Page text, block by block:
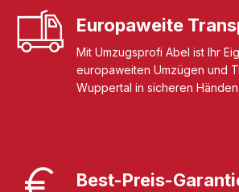
Europaweite
Mit Umzugsprofi Abel ist Ihr
europaweiten Umzügen und
Wuppertal in sicheren Händen.
Best-Preis-